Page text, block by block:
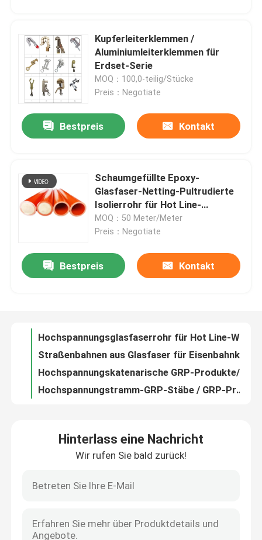
Zu Hause
Videos
Werksbesichtigung
Qualitätskontrolle
Eisenbahnisolator
Kupferleiterklemmen /
Aluminiumleiterklemmen für
Erdset-Serie
MOQ：100,0-teilig/Stücke
Preis：Negotiate
Bestpreis Kontakt
Schaumgefüllte Epoxy-
Glasfaser-Netting-Pultrudierte
Isolierrohr für Hot Line-
Werkzeuge
MOQ：50 Meter/Meter
Preis：Negotiate
Bestpreis Kontakt
Hochspannungsglasfaserrohr für Hot Line-Werkzeuge
Isolierung Glasfaser geformtes Profil Hochfestigkeit Glasfaser Strukturprofile
Isolierung FRP geformte Produkte
Smc Frp geformte Produkte Hochfestigkeit Pultrusionsprofil aus Glasfaser
Hinterlass eine Nachricht
Wir rufen Sie bald zurück!